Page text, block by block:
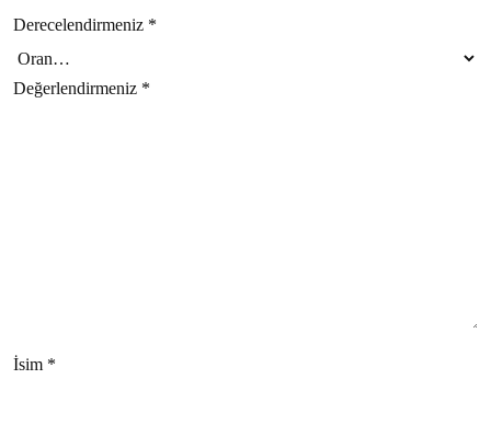
Derecelendirmeniz *
Değerlendirmeniz *
İsim *